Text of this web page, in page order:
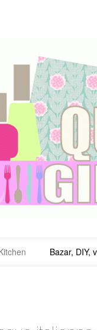
Bazar, DIY,